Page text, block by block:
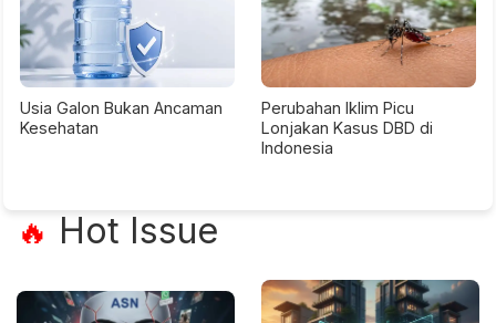
Usia Galon Bukan Ancaman
Kesehatan
Perubahan Iklim Picu
Lonjakan Kasus DBD di
Indonesia
🔥 Hot Issue